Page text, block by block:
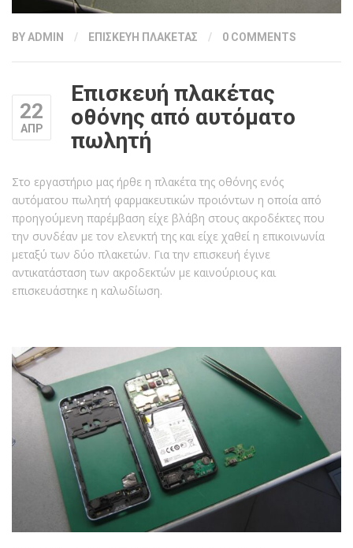
BYADMIN / ΕΠΙΣΚΕΥΗ ΠΛΑΚΕΤΑΣ / 0 COMMENTS
22
ΑΠΡ
Επισκευή πλακέτας
οθόνης από αυτόματο
πωλητή
Στο εργαστήριο μας ήρθε η πλακέτα της οθόνης ενός
αυτόματου πωλητή φαρμακευτικών προιόντων η οποία από
προηγούμενη παρέμβαση είχε βλάβη στους ακροδέκτες που
την συνδέαν με τον ελενκτή της και είχε χαθεί η επικοινωνία
μεταξύ των δύο πλακετών. Για την επισκευή έγινε
αντικατάσταση των ακροδεκτών με καινούριους και
επισκευάστηκε η καλωδίωση.